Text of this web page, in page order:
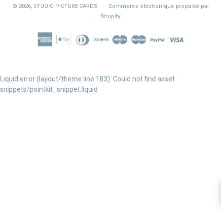
© 2026, STUDIO PICTURE CARDS
Commerce électronique propulsé par
Shopify
Liquid error (layout/theme line 183): Could not find asset
snippets/pointkit_snippet.liquid